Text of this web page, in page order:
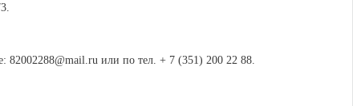
82002288@mail.ru или по тел. + 7 (351) 200 22 88.